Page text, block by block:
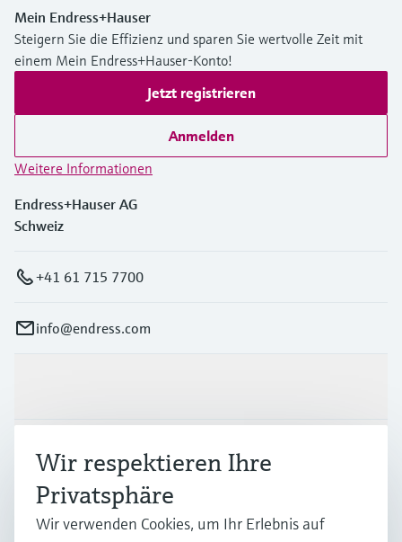
Mein Endress+Hauser
Steigern Sie die Effizienz und sparen Sie wertvolle Zeit mit
einem Mein Endress+Hauser-Konto!
Jetzt registrieren
Anmelden
Weitere Informationen
Endress+Hauser AG
Schweiz
+41 61 715 7700
info@endress.com
Branchen
Support
Wir respektieren Ihre
Privatsphäre
Wir verwenden Cookies, um Ihr Erlebnis auf